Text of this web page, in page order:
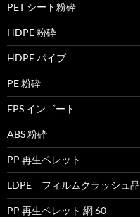
PET シート粉砕
HDPE 粉砕
HDPE パイプ
PE 粉砕
EPS インゴート
ABS 粉砕
PP 再生ペレット
LDPE フィルムクラッシュ品
PP 再生ペレット 網 60